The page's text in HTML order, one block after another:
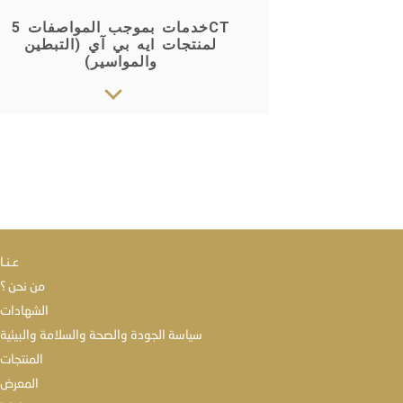
خدمات بموجب المواصفات 5CT
لمنتجات ايه بي آي (التبطين
والمواسير)
عـنـا
من نحن ؟
الشهادات
سياسة الجودة والصحة والسلامة والبيئية
المنتجات
المعرض